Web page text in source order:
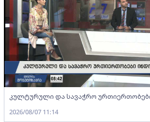
კულტურული და სავაჭრო
2026/08/07 11:14